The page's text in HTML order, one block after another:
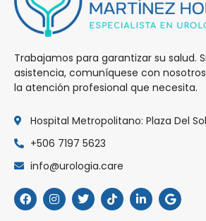
Trabajamos para garantizar su salud.
asistencia, comuníquese con
la atención profesional que necesita.
Hospital Metropolitano: Plaza Del
+506 7197 5623
info@urologia.care